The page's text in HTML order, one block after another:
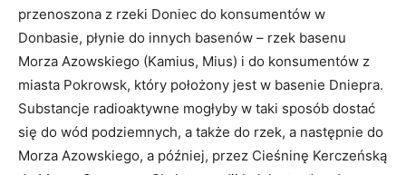
przenoszona z rzeki Doniec do konsumentów w
Donbasie, płynie do innych basenów – rzek basenu
Morza Azowskiego (Kamius, Mius) i do konsumentów z
miasta Pokrowsk, który położony jest w basenie Dniepra.
Substancje radioaktywne mogłyby w taki sposób dostać
się do wód podziemnych, a także do rzek, a następnie do
Morza Azowskiego, a później, przez Cieśninę Kerczeńską